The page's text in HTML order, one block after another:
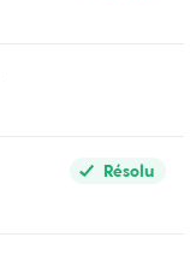
Résolu